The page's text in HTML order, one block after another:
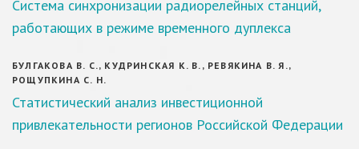
Система синхронизации радиорелейных станций,
работающих в режиме временного дуплекса
БУЛГАКОВА В. С., КУДРИНСКАЯ К. В., РЕВЯКИНА В. Я.,
РОЩУПКИНА С. Н.
Статистический анализ инвестиционной
привлекательности регионов Российской Федерации